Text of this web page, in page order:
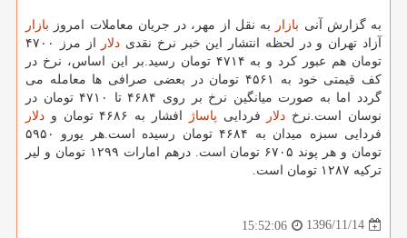
به گزارش آنی بازار به نقل از مهر، در جریان معاملات امروز بازار
آزاد تهران و در لحظه انتشار این خبر نرخ نقدی دلار
از مرز ۴۷۰۰
تومان هم عبور كرد و به ۴۷۱۴ تومان رسید.بر این اساس، نرخ در
كف قیمتی خود به ۴۵۶۱ تومان در بعضی صرافی ها معامله می
گردد اما به صورت میانگین نرخ بر روی ۴۶۸۴ تا ۴۷۱۰ تومان در
نوسان است.نرخ دلار فردایی پاساژ افشار به ۴۶۸۶ تومان و
دلار
فردایی سبزه میدان به ۴۶۸۴ تومان رسیده است.هر یورو ۵۹۵۰
تومان و هر پوند ۶۷۰۵ تومان است. درهم امارات ۱۲۹۹ تومان و لیر
تركیه ۱۲۸۷ تومان است.
1396/11/14
15:52:06